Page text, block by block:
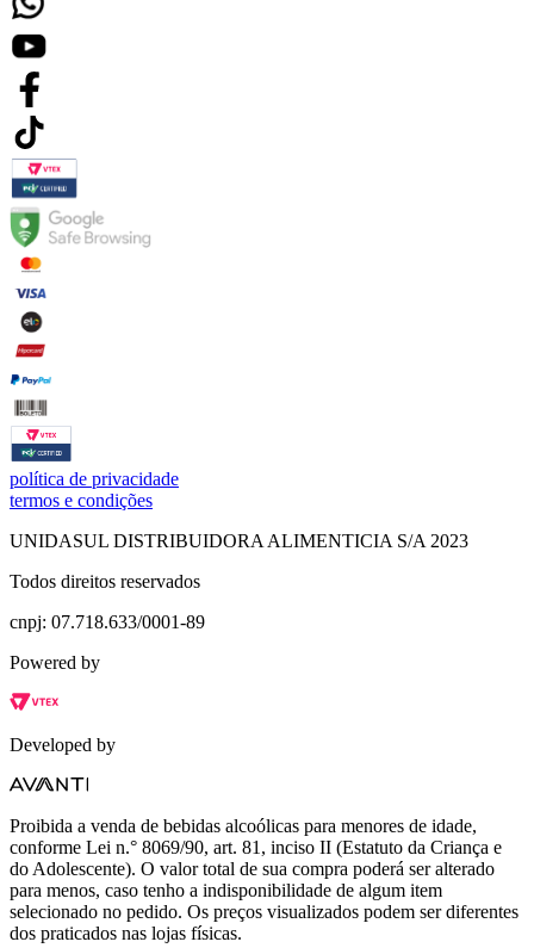
política de privacidade
termos e condições
UNIDASUL DISTRIBUIDORA ALIMENTICIA S/A 2023
Todos direitos reservados
cnpj: 07.718.633/0001-89
Powered by
Developed by
Proibida a venda de bebidas alcoólicas para menores de idade,
conforme Lei n.° 8069/90, art. 81, inciso II (Estatuto da Criança e
do Adolescente). O valor total de sua compra poderá ser alterado
para menos, caso tenho a indisponibilidade de algum item
selecionado no pedido. Os preços visualizados podem ser diferentes
dos praticados nas lojas físicas.